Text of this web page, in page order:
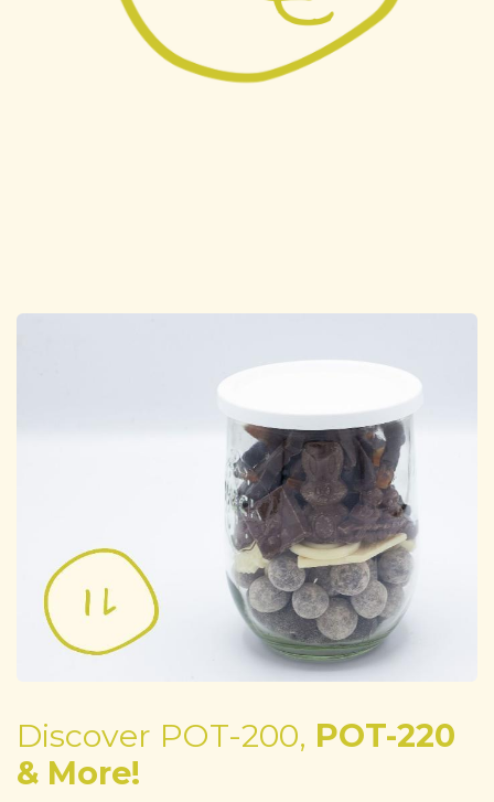
Discover POT-200, POT-220
& More!